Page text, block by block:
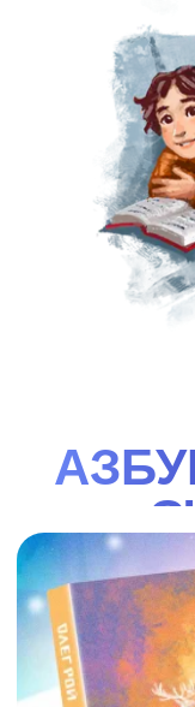
смотреть
Азбука Арктики и
книга об истории,
края России. Главные
Лайка - вместе с
читателей по всем
Востока. В конце каждой
поможет закрепить
иллюстрации,
важные знания о